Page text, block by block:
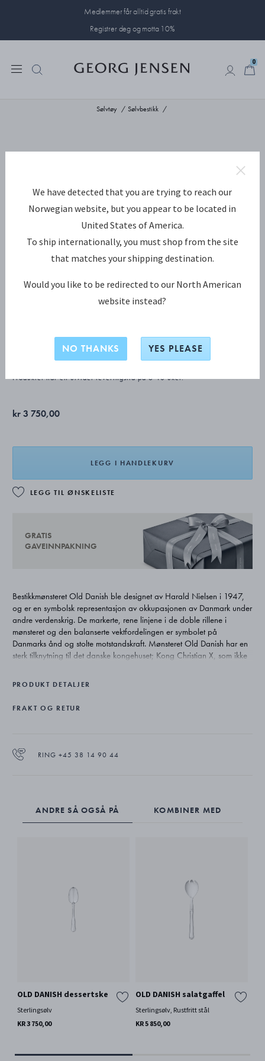
Medlemmer får alltid gratis frakt
Registrer deg og motta 10%
0
Sølvtøy Sølvbestikk
STERLINGSØLV
Produktet har en utvidet leveringstid på 6-10 uker.
kr 3 750,00
LEGG I HANDLEKURV
LEGG TIL ØNSKELISTE
GRATIS
GAVEINNPAKNING
Bestikkmønsteret Old Danish ble designet av Harald Nielsen i 1947,
og er en symbolsk representasjon av okkupasjonen av Danmark under
andre verdenskrig. De markerte, rene linjene i de doble rillene i
mønsteret og den balanserte vektfordelingen er symbolet på
Danmarks ånd og stolte motstandskraft. Mønsteret Old Danish har en
sterk tilknytning til det danske kongehuset; Kong Christian X, som ikke
og kronprinsessen av Danmark, i 2004.
PRODUKT DETALJER
FRAKT OG RETUR
RING +45 38 14 90 44
ANDRE SÅ OGSÅ PÅ KOMBINER MED
OLD DANISH dessertske
Sterlingsølv
KR 3 750,00
OLD DANISH salatgaffel
Sterlingsølv, Rustfritt stål
KR 5 850,00
We have detected that you are trying to reach our
Norwegian website, but you appear to be located in
United States of America.
To ship internationally, you must shop from the site
that matches your shipping destination.
Would you like to be redirected to our North American
website instead?
NO THANKS YES PLEASE